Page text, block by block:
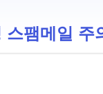
팸메일 주